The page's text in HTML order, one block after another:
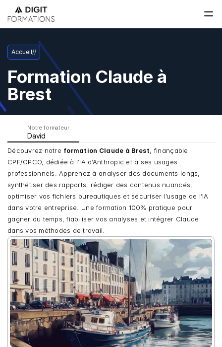
Notre formateur :
David
Découvrez notre formation Claude à Brest , finançable
CPF/OPCO, dédiée à l’IA d’Anthropic et à ses usages
professionnels. Apprenez à analyser des documents longs,
synthétiser des rapports, rédiger des contenus nuancés,
optimiser vos fichiers bureautiques et sécuriser l’usage de l’IA
dans votre entreprise. Une formation 100% pratique pour
gagner du temps, fiabiliser vos analyses et intégrer Claude
dans vos méthodes de travail.
Accueil//
Formation Claude à
Brest